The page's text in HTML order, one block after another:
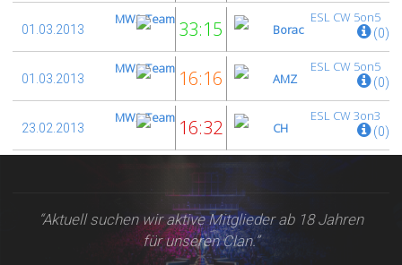
MW2-Team ESL CW 5on5
01.03.2013
MW2-Team
33:15 Borac (0)
ESL CW 5on5
01.03.2013
MW2-Team
16:16 AMZ (0)
ESL CW 3on3
23.02.2013 16:32 CH (0)
“Aktuell suchen wir aktive Mitglieder ab 18 Jahren
für unseren Clan.”